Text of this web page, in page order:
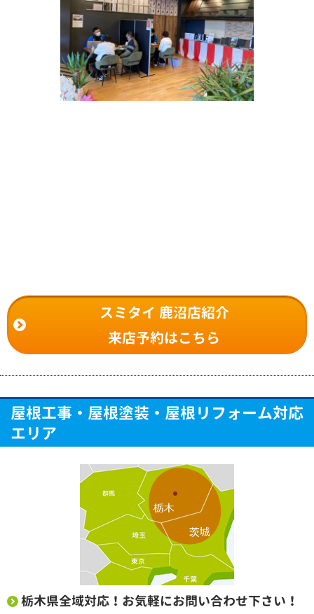
スミタイ 鹿沼店紹介
来店予約はこちら
屋根工事・屋根塗装・屋根リフォーム対応
エリア
栃木県全域対応！お気軽にお問い合わせ下さい！